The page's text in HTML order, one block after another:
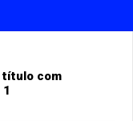
título com